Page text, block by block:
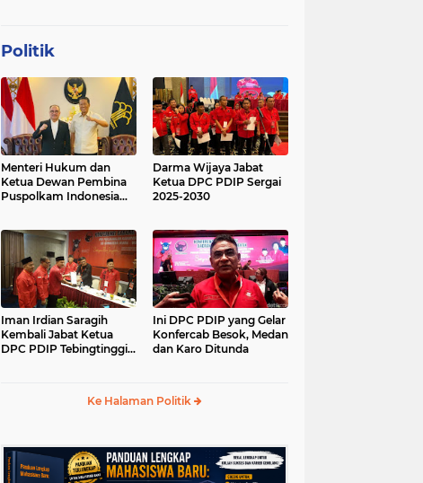
Politik
Menteri Hukum dan
Ketua Dewan Pembina
Puspolkam Indonesia
Beserta Agenda
Reformatif dan
Transformatif dalam
Pembangunan Negara
Hukum dan
Kelembagaan
Kementerian Hukum
Darma Wijaya Jabat
Ketua DPC PDIP Sergai
2025-2030
Iman Irdian Saragih
Kembali Jabat Ketua
DPC PDIP Tebingtinggi
Ini DPC PDIP yang Gelar
Konfercab Besok, Medan
dan Karo Ditunda
Ke Halaman Politik